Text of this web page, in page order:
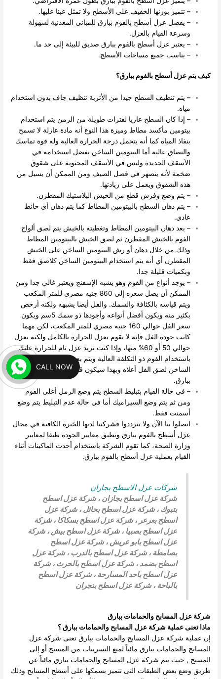
– تتميز بوزنها الخفيف على الأسطح ولا تمثل عبئا عليها.
– يفضل عزل أسطح بالفوم ببارق للمباني المعدنية لسهولة
وسرعة القيام بالعزل.
– يعتبر عزل أسطح بالفوم ببارق صديق للبيئة إلى حد ما.
– يناسب جميع مساحات الأسطح.
كيف يتم عزل أسطح بالفوم ببارق؟
– يتم تنظيف السطح جيدا من الأتربة تنظيف جاف بدون استخدام
مياه.
– إذا كان السطح عاريا لفترات طويلة من الزمن يتم استخدام
بيتومين مأكسد مطاط وميزة هذا النوع أنه مادة عازلة لا تسمح
بنفاذ المياه كما أنه يتحمل درجة الحرارة العالية وله قوة تماسك
والتصاق عالية أما البيتومين الساخن يفضل استخدامه في
الأسقف الجديدة وليس في الأسقف المحتوية على شقوق
ضخمة لأنه ينصهر في فصل الصيف ومن الممكن أن يسيل من
هذه الشقوق ويعمل على زيادتها.
– يتم وضع وفرش قطع من الخيش البلاستيك المقطرن.
– يتم دهان السطح بالبيتومين المطاط كما يتم دهان أي حائط
عادي.
– بعد دهان البيتومين المطاط وتغطيته بالخيش يتم لصق ألواح
الفوم بالخيش المقطرن ثم لصق الخيش بالبيتومين المطاط
وذلك من خلال دهان أو رش البيتومين الساخن على الخيش
المقطرن أي أنه يتم استخدام البيتومين الساخن كلاصق فقط
وبكميات قليلة جدا.
– يوجد أنواع من الفوم وهو يشبه الإسفنج ويعتبر غالي جدا ومن
الممكن أن يصل سعره إلى 860 جنيه مصري للمتر المكعب
ويتم قياسه بالكثافة والسمك. والفل أيضا يشبهه ولكنه أرخص
بكثير منه ويكون أفضل أنواعه وأجودها ذو سمك 5سم ويكون
سعر الفل حوالي 160 جنيه مصري للمتر المكعب، لكن مهما
كانت جودة الفل فإنه لا يقوم بعزل الحرارة بالكامل ولكنه يعزل
حوالي 50 أو 60% منها، وإذا كنت تريد عزل تام للحرارة عليك
باستخدام الفوم ذو التكلفة العالية ويتم بعد رش البيتومين
الساخن لصق الفل أعلاه وبهذا سيكون قد تم عزل أسطح بالفوم
ببارق.
– في حالة القيام بتبليط السطح يتم وضع الرمل أعلى الفوم
ومن ثم يتم وضع السيراميك أما في حالة عدم التبليط يتم وضع
أسمنت فقط.
اتصلوا بنا الآن ولا تترددوا فشركتنا لديها الخبرة الكافية في مجال
عزل أسطح بالفوم ببارق وتطبق معايير الجودة طبقا لمعايير
وزارة الصحة، كما تقوم الشركة باستخدام أحدث الماكينات أثناء
القيام بعملية عزل أسطح بالفوم ببارق.
شركات عزل الاسطح بجازان
شركة عزل اسطح بجازان ،شركة عزل اسطح
بتبوك ،شركة عزل اسطح بحائل ،شركة عزل
اسطح بعرعر ،شركة عزل اسطح بسكاكا ،شركة
عزل اسطح بصبيا ،شركة عزل اسطح بيش ،شركة
عزل اسطح بابو عريش ، شركة عزل اسطح
بصامطة ،شركة عزل اسطح بالدرب ،شركة عزل
اسطح بضمد ، شركة عزل اسطح بالحرث ،شركة
عزل اسطح باحد المسارحة ،شركة عزل اسطح
بالباحة ،شركة عزل اسطح بنجران
شركة عزل المسابح والحمامات ببارق
ماذا تعنى عملية شركة عزل المسابح والحمامات ببارق ؟
إن عملية شركة عزل المسابح والحمامات ببارق تعنى شركة عزل
المسابح والحمامات ببارق مائياً لمنع التسريبات من المسبح أو إلى
المسبح , حيث يتم شركة عزل المسابح والحمامات ببارق مائياً عن
طريق وضع بعض الطبقات التى تتميز بسمكها على أسطح المسابح وذلك
CALL NOW